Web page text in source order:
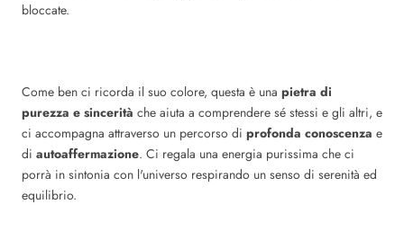
bloccate.
Come ben ci ricorda il suo colore, questa è una pietra di
purezza e sincerità che aiuta a comprendere sé stessi e gli altri, e
ci accompagna attraverso un percorso di profonda conoscenza e
di autoaffermazione. Ci regala una energia purissima che ci
porrà in sintonia con l'universo respirando un senso di serenità ed
equilibrio.